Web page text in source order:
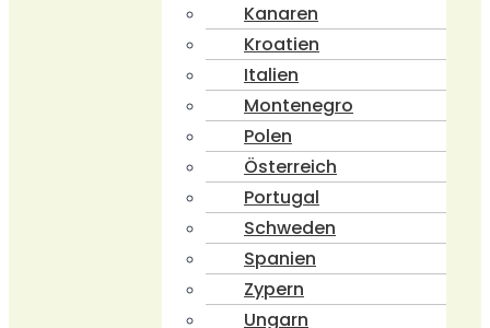
Kanaren
Kroatien
Italien
Montenegro
Polen
Österreich
Portugal
Schweden
Spanien
Zypern
Ungarn